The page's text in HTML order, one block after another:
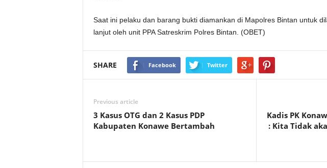
Saat ini pelaku dan barang bukti diamankan di Mapolres Bintan untuk
lanjut oleh unit PPA Satreskrim Polres Bintan. (OBET)
SHARE Facebook Twitter
Previous article
3 Kasus OTG dan 2 Kasus PDP
Kabupaten Konawe Bertambah
Kadis PK
: Kita Tidak